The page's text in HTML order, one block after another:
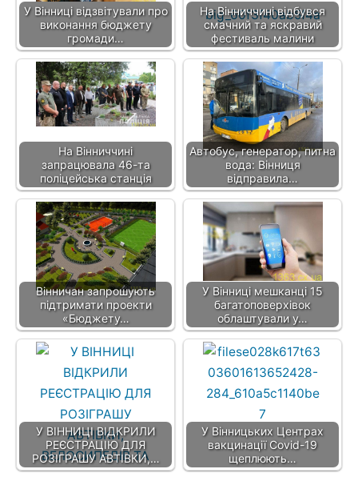
У Вінниці відзвітували про
виконання бюджету
громади…
На Вінниччині відбувся
смачний та яскравий
фестиваль малини
На Вінниччині
запрацювала 46-та
поліцейська станція
Автобус, генератор, питна
вода: Вінниця
відправила…
Вінничан запрошують
підтримати проекти
«Бюджету…
У Вінниці мешканці 15
багатоповерхівок
облаштували у…
У ВІННИЦІ ВІДКРИЛИ
РЕЄСТРАЦІЮ ДЛЯ
РОЗІГРАШУ АВТІВКИ,…
У Вінницьких Центрах
вакцинації Covid-19
щеплюють…